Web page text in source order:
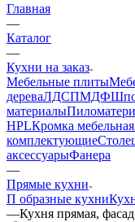
Главная
—
Каталог
—
Кухни на заказ
Мебельные плиты
дереваЛДСПМДФ
материалы
HPLКромка мебельная
комплектующие
аксессуарыФанера
—
Прямые кухни
П образные кухни
—Кухня прямая,